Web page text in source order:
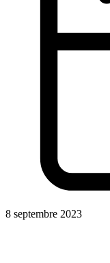
8 septembre 2023